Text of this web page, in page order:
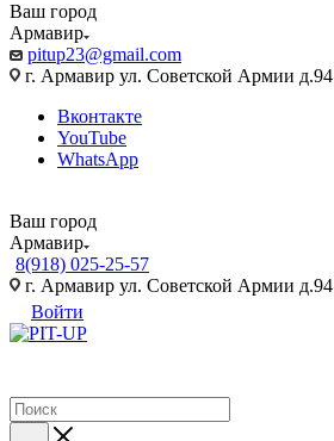
Ваш город
Армавир
pitup23@gmail.com
г. Армавир ул. Советской Армии д.94
Вконтакте
YouTube
WhatsApp
Ваш город
Армавир
8(918) 025-25-57
г. Армавир ул. Советской Армии д.94
Войти